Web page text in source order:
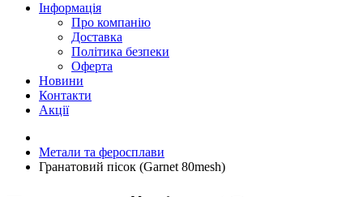
Інформація
Про компанію
Доставка
Політика безпеки
Оферта
Новини
Контакти
Акції
Метали та феросплави
Гранатовий пісок (Garnet 80mesh)